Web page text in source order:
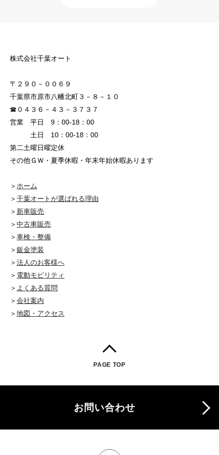
株式会社千葉オート
〒２９０－００６９
千葉県市原市八幡北町３－８－１０
☎０４３６－４３－３７３７
営業 平日 9：00-18：00
土日 10：00-18：00
第二土曜日曜定休
その他ＧＷ・夏季休暇・年末年始休暇あります
＞ ホーム
＞千葉オートが選ばれる理由
＞ 新車販売
＞中古車販売
＞車検・整備
＞鈑金塗装
＞法人のお客様へ
＞ 電動モビリティ
＞ よくある質問
＞会社案内
＞地図・アクセス
PAGE TOP
お問い合わせ